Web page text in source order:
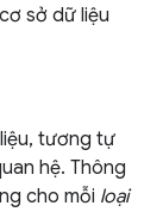
sở dữ liệu
tương tự
hệ. Thông
cho mỗi loại